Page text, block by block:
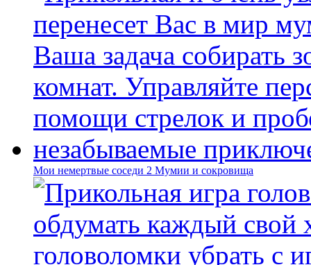
Мои немертвые соседи 2 Мумии и сокровища